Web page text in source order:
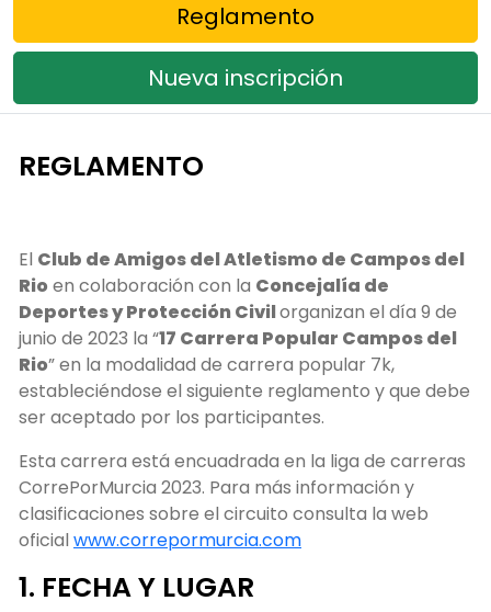
Reglamento
Nueva inscripción
REGLAMENTO
El Club de Amigos del Atletismo de Campos del
Rio en colaboración con la Concejalía de
Deportes y Protección Civilorganizan el día 9 de
junio de 2023 la “17 Carrera Popular Campos del
Rio” en la modalidad de carrera popular 7k,
estableciéndose el siguiente reglamento y que debe
ser aceptado por los participantes.
Esta carrera está encuadrada en la liga de carreras
CorrePorMurcia 2023. Para más información y
clasificaciones sobre el circuito consulta la web
oficial www.correpormurcia.com
1. FECHA Y LUGAR